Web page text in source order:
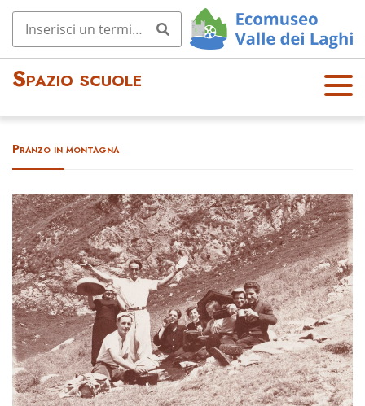
Spazio scuole
OPE
N
Pranzo in montagna